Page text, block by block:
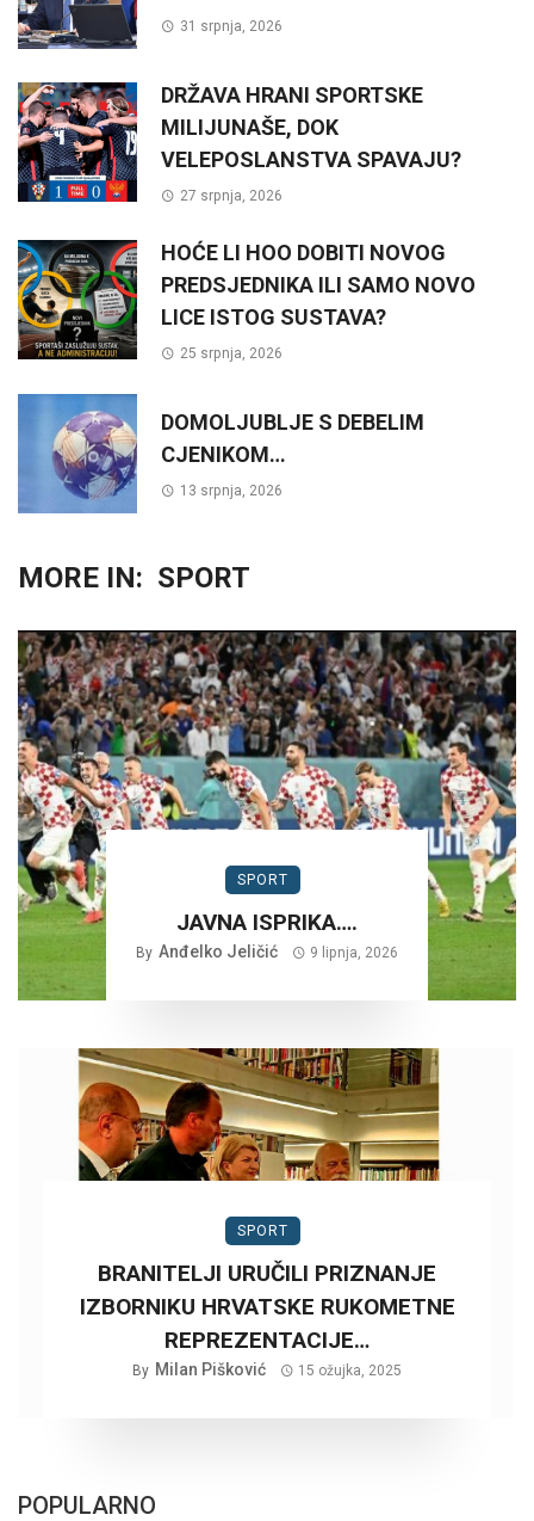
31 srpnja, 2026
DRŽAVA HRANI SPORTSKE
MILIJUNAŠE, DOK
VELEPOSLANSTVA SPAVAJU?
27 srpnja, 2026
HOĆE LI HOO DOBITI NOVOG
PREDSJEDNIKA ILI SAMO NOVO
LICE ISTOG SUSTAVA?
25 srpnja, 2026
DOMOLJUBLJE S DEBELIM
CJENIKOM…
13 srpnja, 2026
MORE IN: SPORT
SPORT
JAVNA ISPRIKA….
By Anđelko Jeličić 9 lipnja, 2026
SPORT
BRANITELJI URUČILI PRIZNANJE
IZBORNIKU HRVATSKE RUKOMETNE
REPREZENTACIJE…
By Milan Pišković 15 ožujka, 2025
POPULARNO